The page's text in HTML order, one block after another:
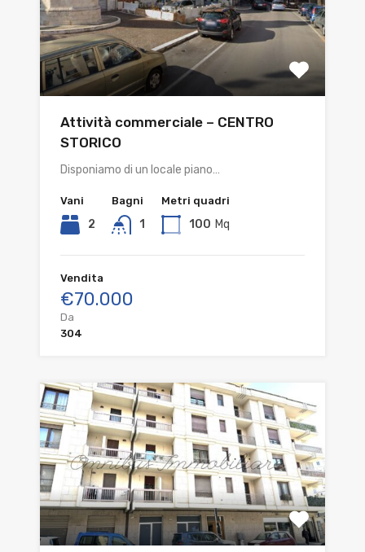
Attività commerciale – CENTRO
STORICO
Disponiamo di un locale piano…
Vani
2
Bagni
1
Metri quadri
100 Mq
Vendita
€70.000
Da
304